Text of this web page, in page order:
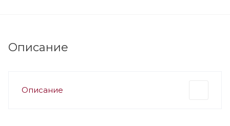
Описание
Описание